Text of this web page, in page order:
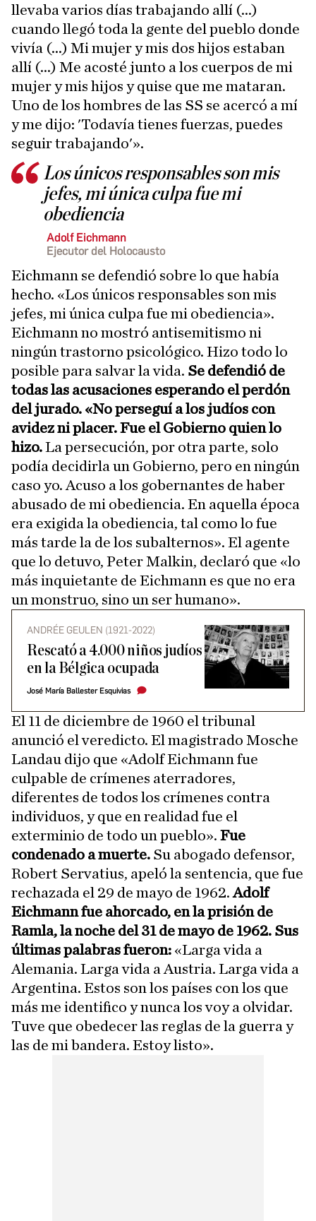
llevaba varios días trabajando allí (...)
cuando llegó toda la gente del pueblo donde
vivía (...) Mi mujer y mis dos hijos estaban
allí (...) Me acosté junto a los cuerpos de mi
mujer y mis hijos y quise que me mataran.
Uno de los hombres de las SS se acercó a mí
y me dijo: 'Todavía tienes fuerzas, puedes
seguir trabajando'».
Los únicos responsables son mis
jefes, mi única culpa fue mi
obediencia
Adolf Eichmann
Ejecutor del Holocausto
Eichmann se defendió sobre lo que había
hecho. «Los únicos responsables son mis
jefes, mi única culpa fue mi obediencia».
Eichmann no mostró antisemitismo ni
ningún trastorno psicológico. Hizo todo lo
posible para salvar la vida. Se defendió de
todas las acusaciones esperando el perdón
del jurado. «No perseguí a los judíos con
avidez ni placer. Fue el Gobierno quien lo
hizo.La persecución, por otra parte, solo
podía decidirla un Gobierno, pero en ningún
caso yo. Acuso a los gobernantes de haber
abusado de mi obediencia. En aquella época
era exigida la obediencia, tal como lo fue
más tarde la de los subalternos». El agente
que lo detuvo, Peter Malkin, declaró que «lo
más inquietante de Eichmann es que no era
un monstruo, sino un ser humano».
ANDRÉE GEULEN (1921-2022)
Rescató a 4.000 niños judíos
en la Bélgica ocupada
José María Ballester Esquivias
El 11 de diciembre de 1960 el tribunal
anunció el veredicto. El magistrado Mosche
Landau dijo que «Adolf Eichmann fue
culpable de crímenes aterradores,
diferentes de todos los crímenes contra
individuos, y que en realidad fue el
exterminio de todo un pueblo». Fue
condenado a muerte. Su abogado defensor,
Robert Servatius, apeló la sentencia, que fue
rechazada el 29 de mayo de 1962.Adolf
Eichmann fue ahorcado, en la prisión de
Ramla, la noche del 31 de mayo de 1962. Sus
últimas palabras fueron: «Larga vida a
Alemania. Larga vida a Austria. Larga vida a
Argentina. Estos son los países con los que
más me identifico y nunca los voy a olvidar.
Tuve que obedecer las reglas de la guerra y
las de mi bandera. Estoy listo».